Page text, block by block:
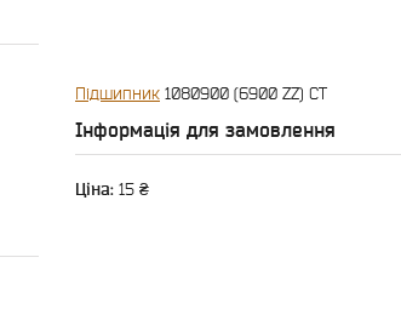
Підшипник 1080900 (6900 ZZ) CT
Інформація для замовлення
Ціна: 15 ₴